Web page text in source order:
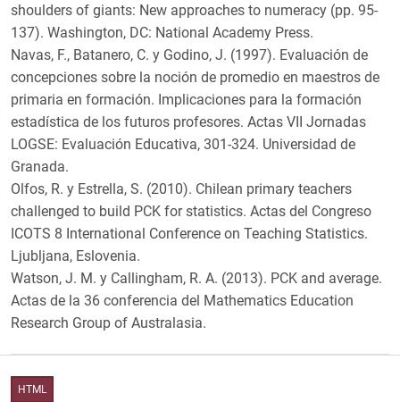
shoulders of giants: New approaches to numeracy (pp. 95-
137). Washington, DC: National Academy Press.
Navas, F., Batanero, C. y Godino, J. (1997). Evaluación de
concepciones sobre la noción de promedio en maestros de
primaria en formación. Implicaciones para la formación
estadística de los futuros profesores. Actas VII Jornadas
LOGSE: Evaluación Educativa, 301-324. Universidad de
Granada.
Olfos, R. y Estrella, S. (2010). Chilean primary teachers
challenged to build PCK for statistics. Actas del Congreso
ICOTS 8 International Conference on Teaching Statistics.
Ljubljana, Eslovenia.
Watson, J. M. y Callingham, R. A. (2013). PCK and average.
Actas de la 36 conferencia del Mathematics Education
Research Group of Australasia.
HTML